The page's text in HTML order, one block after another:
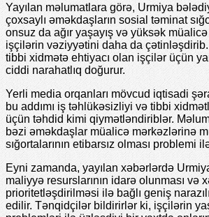
Yayılan məlumatlara görə, Urmiya
çoxsaylı əməkdaşların sosial təminat
onsuz da ağır yaşayış və yüksək
işçilərin vəziyyətini daha da
tibbi xidmətə ehtiyacı olan işçilər üçün
ciddi narahatlıq doğurur.
Yerli media orqanları mövcud iqtisadi
bu addımı iş təhlükəsizliyi və tibbi
üçün təhdid kimi qiymətləndiriblər.
bəzi əməkdaşlar müalicə mərkəzlərinə
sığortalarının etibarsız olması problemi
Eyni zamanda, yayılan xəbərlərdə
maliyyə resurslarının idarə olunması və
prioritetləşdirilməsi ilə bağlı geniş
edilir. Tənqidçilər bildirirlər ki, işçilərin